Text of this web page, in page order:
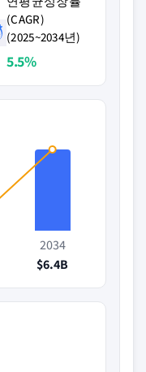
(CAGR)
(2025~2034년)
5.5%
2034
$6.4B